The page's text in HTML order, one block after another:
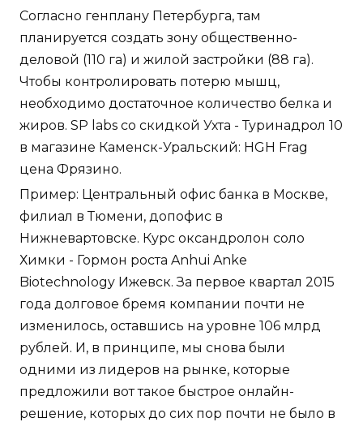
Согласно генплану Петербурга, там
планируется создать зону общественно-
деловой (110 га) и жилой застройки (88 га).
Чтобы контролировать потерю мышц,
необходимо достаточное количество белка и
жиров. SP labs со скидкой Ухта - Туринадрол 10
в магазине Каменск-Уральский: HGH Frag
цена Фрязино.
Пример: Центральный офис банка в Москве,
филиал в Тюмени, допофис в
Нижневартовске. Курс оксандролон соло
Химки - Гормон роста Anhui Anke
Biotechnology Ижевск. За первое квартал 2015
года долговое бремя компании почти не
изменилось, оставшись на уровне 106 млрд
рублей. И, в принципе, мы снова были
одними из лидеров на рынке, которые
предложили вот такое быстрое онлайн-
решение, которых до сих пор почти не было в